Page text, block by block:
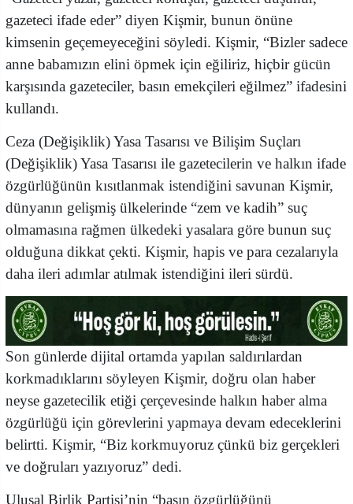
gazeteci ifade eder” diyen Kişmir, bunun önüne
kimsenin geçemeyeceğini söyledi. Kişmir, “Bizler sadece
anne babamızın elini öpmek için eğiliriz, hiçbir gücün
karşısında gazeteciler, basın emekçileri eğilmez” ifadesini
kullandı.
Ceza (Değişiklik) Yasa Tasarısı ve Bilişim Suçları
(Değişiklik) Yasa Tasarısı ile gazetecilerin ve halkın ifade
özgürlüğünün kısıtlanmak istendiğini savunan Kişmir,
dünyanın gelişmiş ülkelerinde “zem ve kadih” suç
olmamasına rağmen ülkedeki yasalara göre bunun suç
olduğuna dikkat çekti. Kişmir, hapis ve para cezalarıyla
daha ileri adımlar atılmak istendiğini ileri sürdü.
Son günlerde dijital ortamda yapılan saldırılardan
korkmadıklarını söyleyen Kişmir, doğru olan haber
neyse gazetecilik etiği çerçevesinde halkın haber alma
özgürlüğü için görevlerini yapmaya devam edeceklerini
belirtti. Kişmir, “Biz korkmuyoruz çünkü biz gerçekleri
ve doğruları yazıyoruz” dedi.
Ulusal Birlik Partisi’nin “basın özgürlüğünü